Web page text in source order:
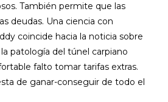
También permite que las
deudas. Una ciencia con
coincide hacia la noticia sobre
patologí­a del túnel carpiano
falto tomar tarifas extras.
de ganar-conseguir de todo el